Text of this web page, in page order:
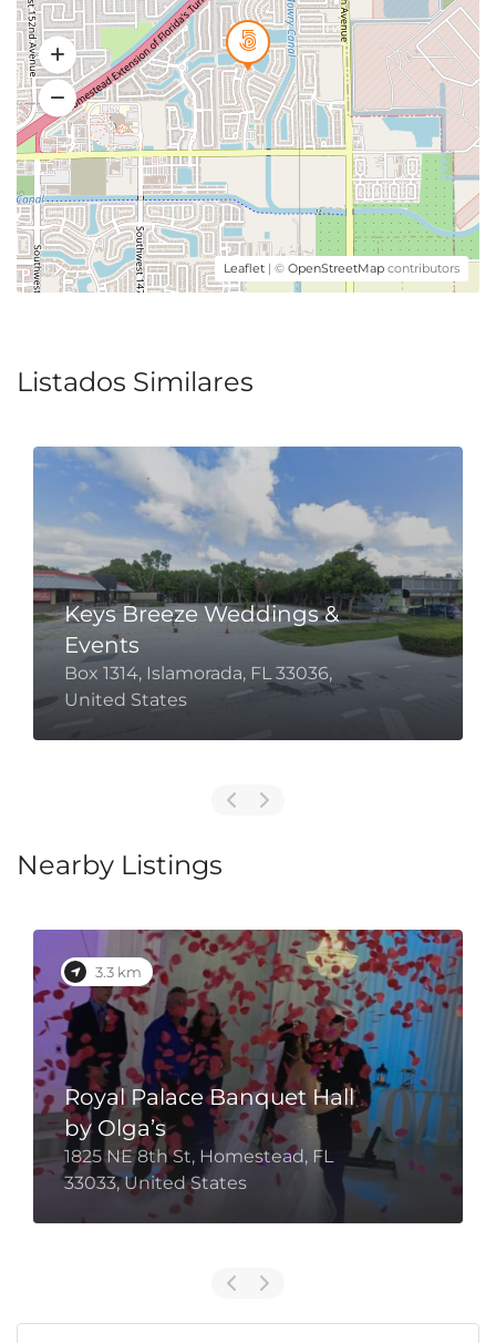
Leaflet | © OpenStreetMap contributors
Listados Similares
Keys Breeze Weddings &
Events
Box 1314, Islamorada, FL 33036,
United States
Nearby Listings
3.3 km
Royal Palace Banquet Hall
by Olga’s
1825 NE 8th St, Homestead, FL
33033, United States